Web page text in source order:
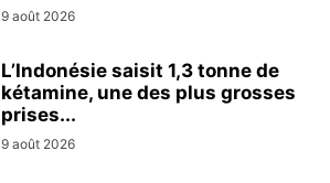
9 août 2026
L’Indonésie saisit 1,3 tonne de
kétamine, une des plus grosses
prises...
9 août 2026